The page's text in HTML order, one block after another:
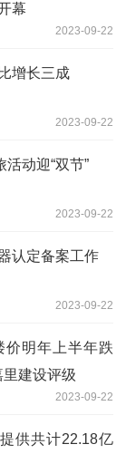
幕
2023-09-22
增长三成
2023-09-22
动迎“双节”
2023-09-22
认定备案工作
2023-09-22
价明年上半年跌
建设评级
2023-09-22
供共计22.18亿